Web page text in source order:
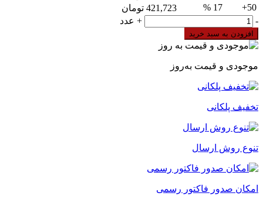
50+
17 %
421,723 تومان
ترمینال
توزیع
تک
هادی
80
7
tbloc
SDB-
عدد
-
+ عدد
افزودن به سبد خرید
موجودی و قیمت به‌روز
تخفیف پلکانی
تنوع روش ارسال
امکان صدور فاکتور رسمی